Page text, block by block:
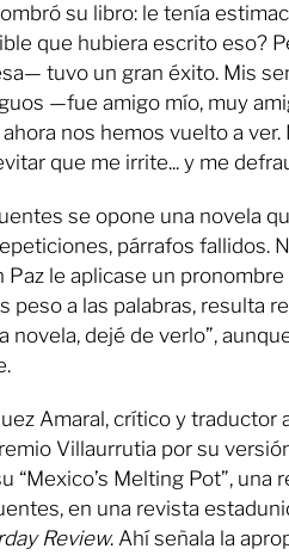
su libro: le tenía
que hubiera escrito eso?
tuvo un gran éxito. Mis
—fue amigo mío, muy
nos hemos vuelto a ver.
que me irrite... y me
se opone una novela
párrafos fallidos.
le aplicase un
peso a las palabras, resulta
novela, dejé de verlo”,
Amaral, crítico y traductor
Villaurrutia por su
“Mexico’s Melting Pot”, una
en una revista
Review. Ahí señala la